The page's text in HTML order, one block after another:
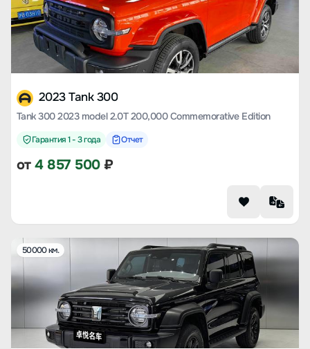
2023 Tank 300
Tank 300 2023 model 2.0T 200,000 Commemorative Edition
Гарантия 1 - 3 года Отчет
от4 857 500₽
50000 км.